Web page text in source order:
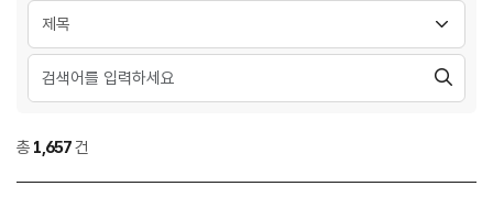
분류 선택
총 1,657건